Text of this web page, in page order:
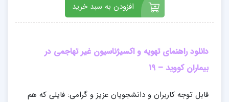
افزودن به سبد خرید
دانلود راهنمای تهویه و اکسیژناسیون غیر تهاجمی در
بیماران کووید – 19
قابل توجه کاربران و دانشجویان عزیز و گرامی: فایلی که هم